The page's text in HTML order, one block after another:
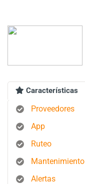
Características
Proveedores
App
Ruteo
Mantenimiento
Alertas